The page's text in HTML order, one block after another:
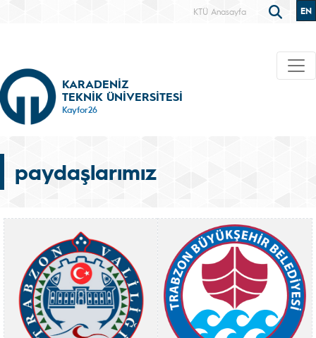
KTÜ Anasayfa EN
KARADENİZ
TEKNİK ÜNİVERSİTESİ
Kayfor26
paydaşlarımız